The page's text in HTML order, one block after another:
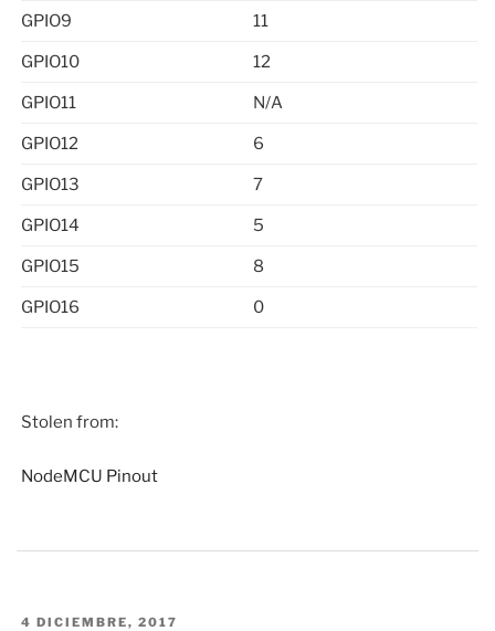
GPIO9 11
GPIO10 12
GPIO11 N/A
GPIO12 6
GPIO13 7
GPIO14 5
GPIO15 8
GPIO16 0
Stolen from:
NodeMCU Pinout
PUBLICADO
4 DICIEMBRE, 2017